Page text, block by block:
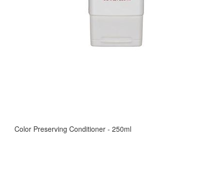
Color Preserving Conditioner - 250ml